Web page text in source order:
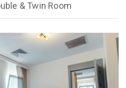
& Twin Room